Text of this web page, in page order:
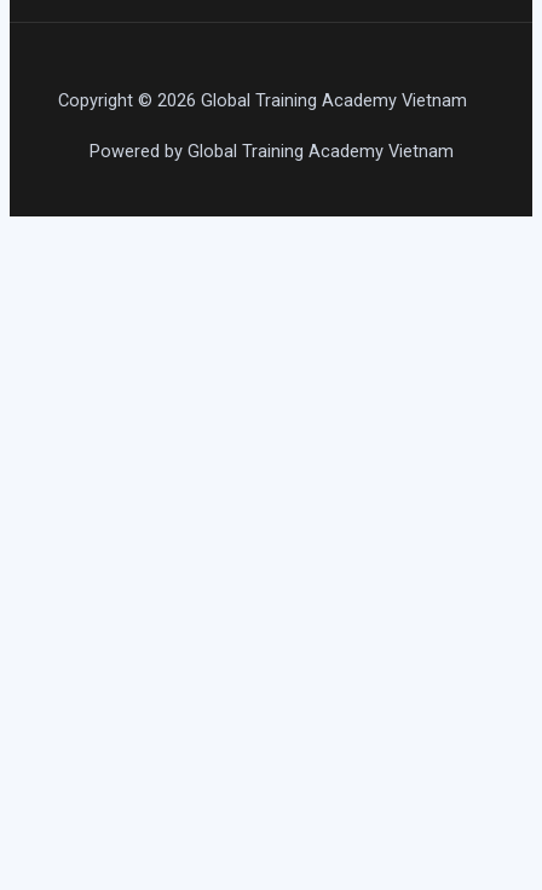
Copyright © 2026 Global Training Academy Vietnam
Powered by Global Training Academy Vietnam